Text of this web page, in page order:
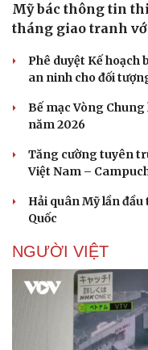
Mỹ bác thông tin
tháng giao tranh
Phê duyệt Kế hoạch
an ninh cho đối
Bế mạc Vòng
năm 2026
Tăng cường tuyên
Việt Nam –
Hải quân Mỹ lần
Quốc
NGƯỜI VIỆT